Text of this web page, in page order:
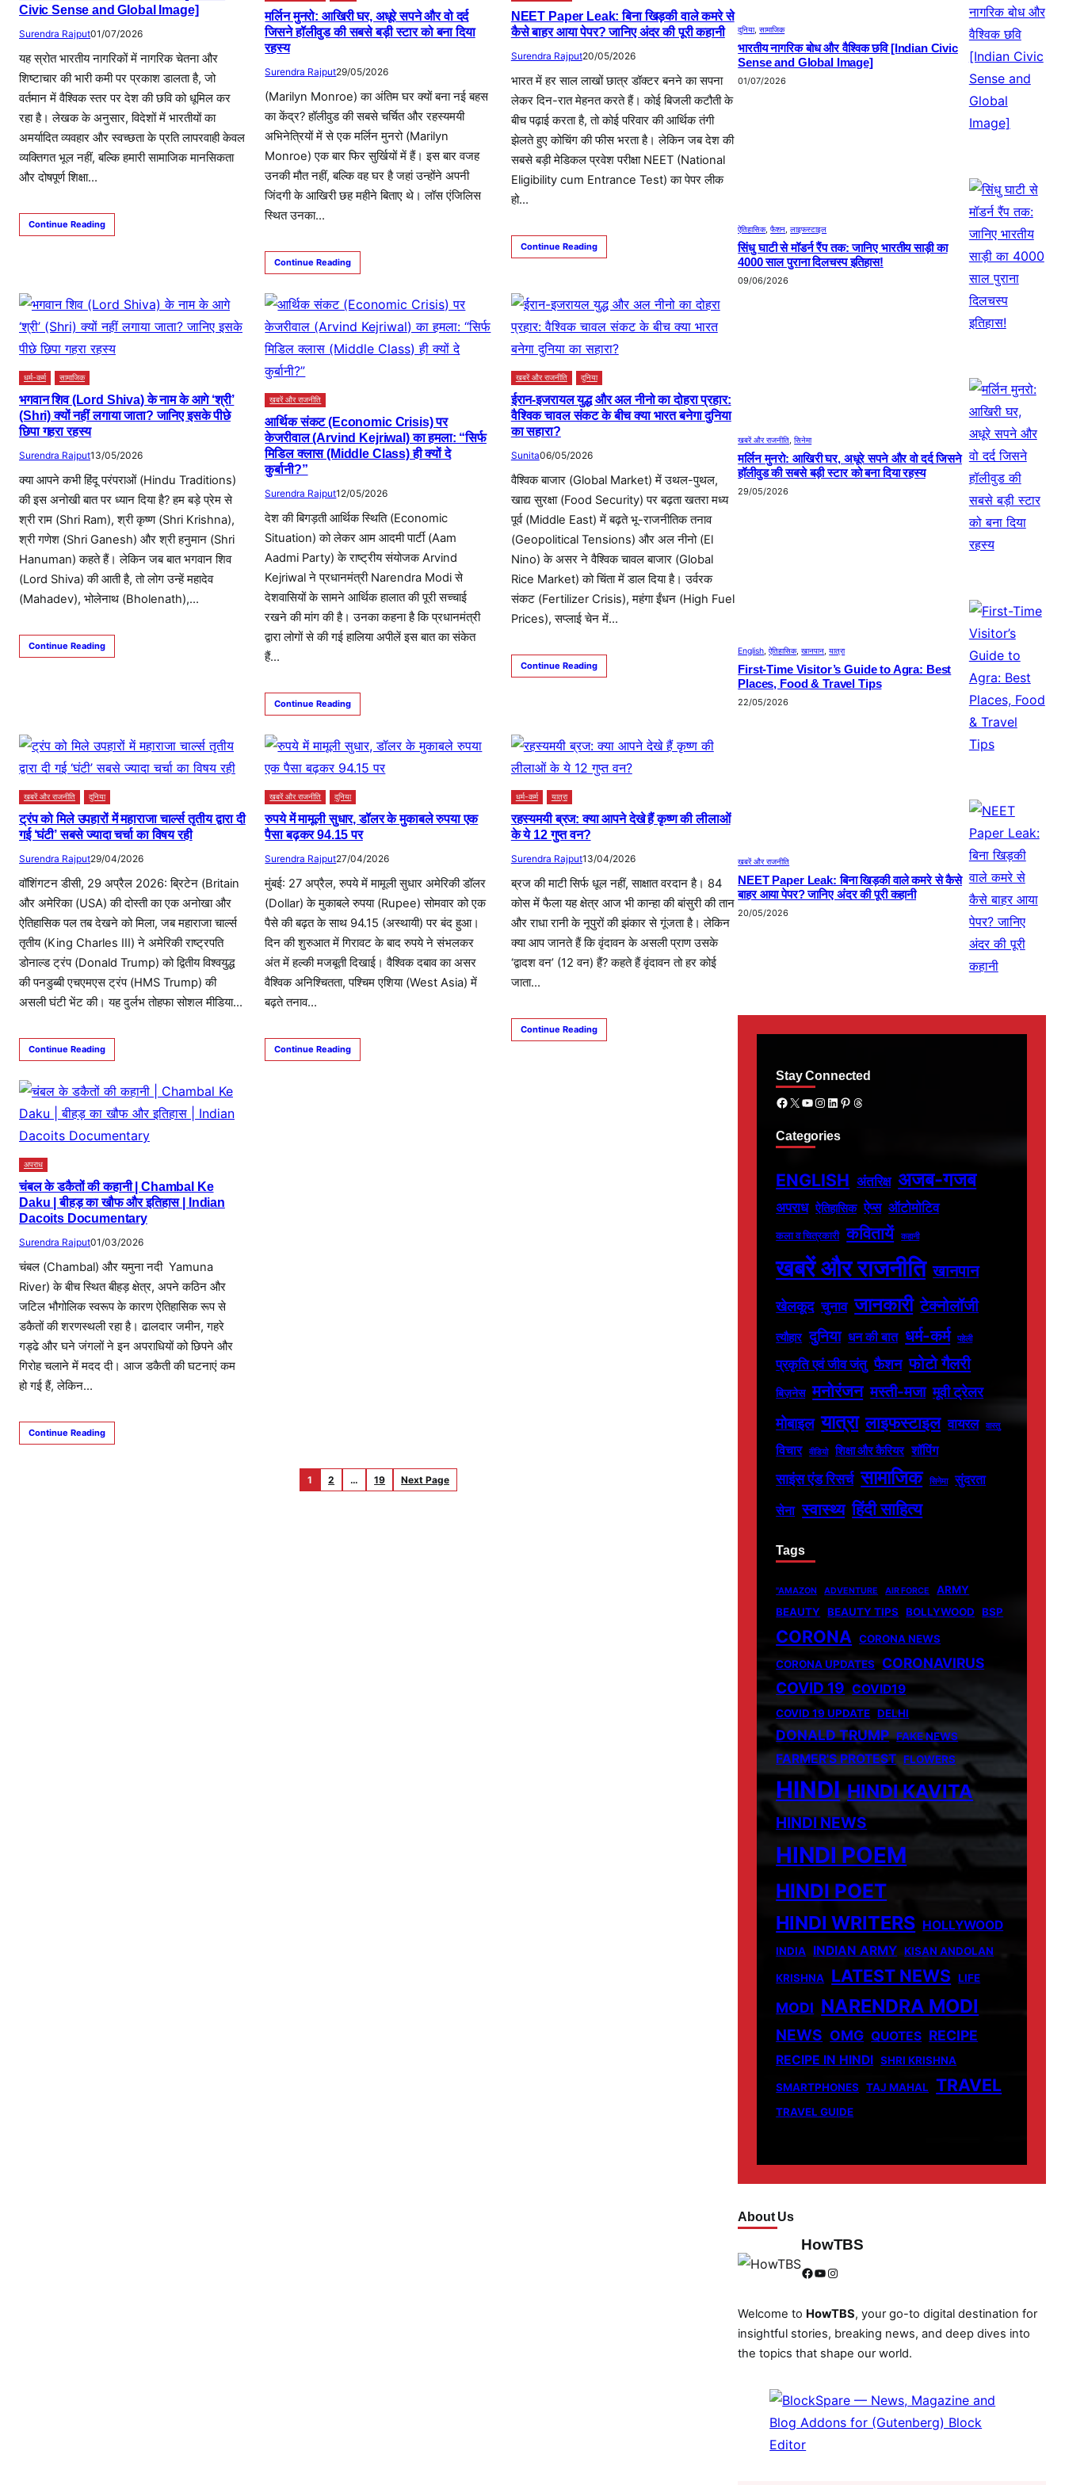
Civic Sense and Global Image]
Surendra Rajput01/07/2026
यह स्रोत भारतीय नागरिकों में नागरिक चेतना और
शिष्टाचार की भारी कमी पर प्रकाश डालता है, जो
वर्तमान में वैश्विक स्तर पर देश की छवि को धूमिल कर
रहा है। लेखक के अनुसार, विदेशों में भारतीयों का
अमर्यादित व्यवहार और स्वच्छता के प्रति लापरवाही केवल
व्यक्तिगत भूल नहीं, बल्कि हमारी सामाजिक मानसिकता
और दोषपूर्ण शिक्षा…
Continue Reading
मर्लिन मुनरो: आखिरी घर, अधूरे सपने और वो दर्द
जिसने हॉलीवुड की सबसे बड़ी स्टार को बना दिया
रहस्य
Surendra Rajput29/05/2026
(Marilyn Monroe) का अंतिम घर क्यों बना नई बहस
का केंद्र? हॉलीवुड की सबसे चर्चित और रहस्यमयी
अभिनेत्रियों में से एक मर्लिन मुनरो (Marilyn
Monroe) एक बार फिर सुर्खियों में हैं। इस बार वजह
उनकी मौत नहीं, बल्कि वह घर है जहां उन्होंने अपनी
जिंदगी के आखिरी छह महीने बिताए थे। लॉस एंजिलिस
स्थित उनका…
Continue Reading
NEET Paper Leak: बिना खिड़की वाले कमरे से
कैसे बाहर आया पेपर? जानिए अंदर की पूरी कहानी
Surendra Rajput20/05/2026
भारत में हर साल लाखों छात्र डॉक्टर बनने का सपना
लेकर दिन-रात मेहनत करते हैं। कोई बिजली कटौती के
बीच पढ़ाई करता है, तो कोई परिवार की आर्थिक तंगी
झेलते हुए कोचिंग की फीस भरता है। लेकिन जब देश की
सबसे बड़ी मेडिकल प्रवेश परीक्षा NEET (National
Eligibility cum Entrance Test) का पेपर लीक
हो…
Continue Reading
धर्म-कर्म सामाजिक
भगवान शिव (Lord Shiva) के नाम के आगे ‘श्री’
(Shri) क्यों नहीं लगाया जाता? जानिए इसके पीछे
छिपा गहरा रहस्य
Surendra Rajput13/05/2026
क्या आपने कभी हिंदू परंपराओं (Hindu Traditions)
की इस अनोखी बात पर ध्यान दिया है? हम बड़े प्रेम से
श्री राम (Shri Ram), श्री कृष्ण (Shri Krishna),
श्री गणेश (Shri Ganesh) और श्री हनुमान (Shri
Hanuman) कहते हैं। लेकिन जब बात भगवान शिव
(Lord Shiva) की आती है, तो लोग उन्हें महादेव
(Mahadev), भोलेनाथ (Bholenath),…
Continue Reading
खबरें और राजनीति
आर्थिक संकट (Economic Crisis) पर
केजरीवाल (Arvind Kejriwal) का हमला: “सिर्फ
मिडिल क्लास (Middle Class) ही क्यों दे
कुर्बानी?”
Surendra Rajput12/05/2026
देश की बिगड़ती आर्थिक स्थिति (Economic
Situation) को लेकर आम आदमी पार्टी (Aam
Aadmi Party) के राष्ट्रीय संयोजक Arvind
Kejriwal ने प्रधानमंत्री Narendra Modi से
देशवासियों के सामने आर्थिक हालात की पूरी सच्चाई
रखने की मांग की है। उनका कहना है कि प्रधानमंत्री
द्वारा लोगों से की गई हालिया अपीलें इस बात का संकेत
हैं…
Continue Reading
खबरें और राजनीति दुनिया
ईरान-इजरायल युद्ध और अल नीनो का दोहरा प्रहार:
वैश्विक चावल संकट के बीच क्या भारत बनेगा दुनिया
का सहारा?
Sunita06/05/2026
वैश्विक बाजार (Global Market) में उथल-पुथल,
खाद्य सुरक्षा (Food Security) पर बढ़ता खतरा मध्य
पूर्व (Middle East) में बढ़ते भू-राजनीतिक तनाव
(Geopolitical Tensions) और अल नीनो (El
Nino) के असर ने वैश्विक चावल बाजार (Global
Rice Market) को चिंता में डाल दिया है। उर्वरक
संकट (Fertilizer Crisis), महंगा ईंधन (High Fuel
Prices), सप्लाई चेन में…
Continue Reading
खबरें और राजनीति दुनिया
ट्रंप को मिले उपहारों में महाराजा चार्ल्स तृतीय द्वारा दी
गई ‘घंटी’ सबसे ज्यादा चर्चा का विषय रही
Surendra Rajput29/04/2026
वॉशिंगटन डीसी, 29 अप्रैल 2026: ब्रिटेन (Britain
और अमेरिका (USA) की दोस्ती का एक अनोखा और
ऐतिहासिक पल तब देखने को मिला, जब महाराजा चार्ल्स
तृतीय (King Charles III) ने अमेरिकी राष्ट्रपति
डोनाल्ड ट्रंप (Donald Trump) को द्वितीय विश्वयुद्ध
की पनडुब्बी एचएमएस ट्रंप (HMS Trump) की
असली घंटी भेंट की। यह दुर्लभ तोहफा सोशल मीडिया…
Continue Reading
खबरें और राजनीति दुनिया
रुपये में मामूली सुधार, डॉलर के मुकाबले रुपया एक
पैसा बढ़कर 94.15 पर
Surendra Rajput27/04/2026
मुंबई: 27 अप्रैल, रुपये में मामूली सुधार अमेरिकी डॉलर
(Dollar) के मुकाबले रुपया (Rupee) सोमवार को एक
पैसे की बढ़त के साथ 94.15 (अस्थायी) पर बंद हुआ।
दिन की शुरुआत में गिरावट के बाद रुपये ने संभलकर
अंत में हल्की मजबूती दिखाई। वैश्विक दबाव का असर
वैश्विक अनिश्चितता, पश्चिम एशिया (West Asia) में
बढ़ते तनाव…
Continue Reading
धर्म-कर्म यात्रा
रहस्यमयी ब्रज: क्या आपने देखे हैं कृष्ण की लीलाओं
के ये 12 गुप्त वन?
Surendra Rajput13/04/2026
ब्रज की माटी सिर्फ धूल नहीं, साक्षात वरदान है। 84
कोस में फैला यह क्षेत्र आज भी कान्हा की बांसुरी की तान
और राधा रानी के नूपुरों की झंकार से गूंजता है। लेकिन
क्या आप जानते हैं कि वृंदावन के असली प्राण उसके
‘द्वादश वन’ (12 वन) हैं? कहते हैं वृंदावन तो हर कोई
जाता…
Continue Reading
अपराध
चंबल के डकैतों की कहानी | Chambal Ke
Daku | बीहड़ का खौफ और इतिहास | Indian
Dacoits Documentary
Surendra Rajput01/03/2026
चंबल (Chambal) और यमुना नदी Yamuna
River) के बीच स्थित बीहड़ क्षेत्र, अपने कठिन और
जटिल भौगोलिक स्वरूप के कारण ऐतिहासिक रूप से
डकैतों की शरणस्थली रहा है। ढालदार जमीन, गहरे
गड्ढे और घने जंगलों ने इन अपराधियों को छिपने और
गिरोह चलाने में मदद दी। आज डकैती की घटनाएं कम
हो गई हैं, लेकिन…
Continue Reading
1 2 … 19 Next Page
दुनिया, सामाजिक
भारतीय नागरिक बोध और वैश्विक छवि [Indian Civic
Sense and Global Image]
01/07/2026
ऐतिहासिक, फैशन, लाइफस्टाइल
सिंधु घाटी से मॉडर्न रैंप तक: जानिए भारतीय साड़ी का
4000 साल पुराना दिलचस्प इतिहास!
09/06/2026
खबरें और राजनीति, सिनेमा
मर्लिन मुनरो: आखिरी घर, अधूरे सपने और वो दर्द जिसने
हॉलीवुड की सबसे बड़ी स्टार को बना दिया रहस्य
29/05/2026
English, ऐतिहासिक, खानपान, यात्रा
First-Time Visitor’s Guide to Agra: Best
Places, Food & Travel Tips
22/05/2026
खबरें और राजनीति
NEET Paper Leak: बिना खिड़की वाले कमरे से कैसे
बाहर आया पेपर? जानिए अंदर की पूरी कहानी
20/05/2026
Stay Connected
Facebook X YouTube Instagram LinkedIn Pinterest Threads
Categories
ENGLISH अंतरिक्ष अजब-गजब
अपराध ऐतिहासिक ऐप्स ऑटोमोटिव
कला व चित्रकारी कवितायें कहानी
खबरें और राजनीति खानपान
खेलकूद चुनाव जानकारी टेक्नोलॉजी
त्यौहार दुनिया धन की बात धर्म-कर्म पहेली
प्रकृति एवं जीव जंतु फैशन फोटो गैलरी
बिज़नेस मनोरंजन मस्ती-मजा मूवी ट्रेलर
मोबाइल यात्रा लाइफस्टाइल वायरल वास्तु
विचार वीडियो शिक्षा और कैरियर शॉपिंग
साइंस एंड रिसर्च सामाजिक सिनेमा सुंदरता
सेना स्वास्थ्य हिंदी साहित्य
Tags
"AMAZON ADVENTURE AIR FORCE
ARMY
BEAUTY BEAUTY TIPS BOLLYWOOD BSP
CORONA
CORONA NEWS
CORONA UPDATES CORONAVIRUS
COVID 19 COVID19
COVID 19 UPDATE DELHI
DONALD TRUMP FAKE NEWS
FARMER'S PROTEST FLOWERS
HINDI HINDI KAVITA
HINDI NEWS
HINDI POEM
HINDI POET
HINDI WRITERS HOLLYWOOD
INDIA INDIAN ARMY KISAN ANDOLAN
KRISHNA LATEST NEWS LIFE
MODI NARENDRA MODI
NEWS OMG QUOTES RECIPE
RECIPE IN HINDI SHRI KRISHNA
SMARTPHONES TAJ MAHAL TRAVEL
TRAVEL GUIDE
About Us
HowTBS
Facebook YouTube Instagram
Welcome to HowTBS, your go-to digital destination for
insightful stories, breaking news, and deep dives into
the topics that shape our world.